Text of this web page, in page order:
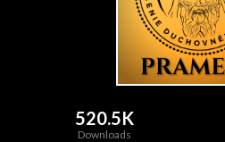
520.5K
Downloads